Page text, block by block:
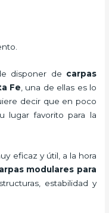
disponer de carpas
Fe , una de ellas es lo
decir que en poco
lugar favorito para la
eficaz y útil, a la hora
modulares para
estabilidad y